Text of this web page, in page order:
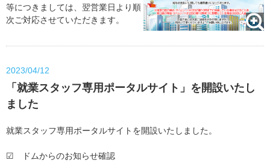
等につきましては、翌営業日より順
次ご対応させていただきます。
2023/04/12
「就業スタッフ専用ポータルサイト」を開設いたし
ました
就業スタッフ専用ポータルサイトを開設いたしました。
☑ ドムからのお知らせ確認